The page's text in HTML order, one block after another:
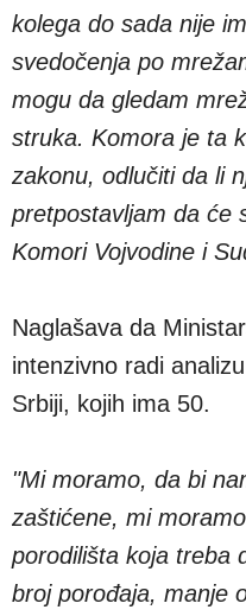
kolega do sada nije
svedočenja po
mogu da gledam
struka. Komora je ta
zakonu, odlučiti da li
pretpostavljam da će
Komori Vojvodine i
Naglašava da
intenzivno radi
Srbiji, kojih ima 50.
"Mi moramo, da bi
zaštićene, mi
porodilišta koja treba
broj porođaja, manje